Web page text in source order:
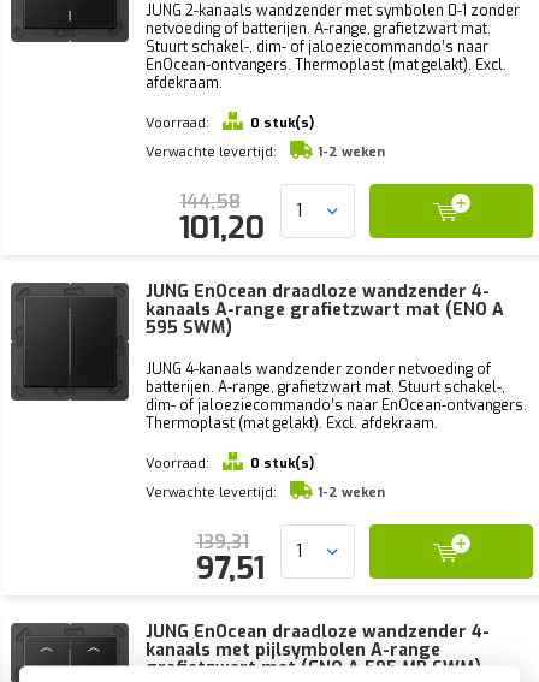
JUNG 2-kanaals wandzender met symbolen 0-1 zonder
netvoeding of batterijen. A-range, grafietzwart mat.
Stuurt schakel-, dim- of jaloeziecommando’s naar
EnOcean-ontvangers. Thermoplast (mat gelakt). Excl.
afdekraam.
Voorraad:
0 stuk(s)
Verwachte levertijd:
1-2 weken
144,58
101,20
JUNG EnOcean draadloze wandzender 4-
kanaals A-range grafietzwart mat (ENO A
595 SWM)
JUNG 4-kanaals wandzender zonder netvoeding of
batterijen. A-range, grafietzwart mat. Stuurt schakel-,
dim- of jaloeziecommando’s naar EnOcean-ontvangers.
Thermoplast (mat gelakt). Excl. afdekraam.
Voorraad:
0 stuk(s)
Verwachte levertijd:
1-2 weken
139,31
97,51
JUNG EnOcean draadloze wandzender 4-
kanaals met pijlsymbolen A-range
grafietzwart mat (ENO A 595 MP SWM)